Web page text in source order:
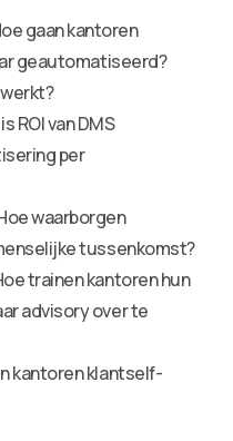
gaan kantoren
geautomatiseerd?
ROI van DMS
per
waarborgen
tussenkomst?
trainen kantoren hun
advisory over te
kantoren klantself-